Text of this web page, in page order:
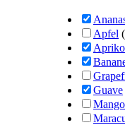
Apfel
Guave
Mango